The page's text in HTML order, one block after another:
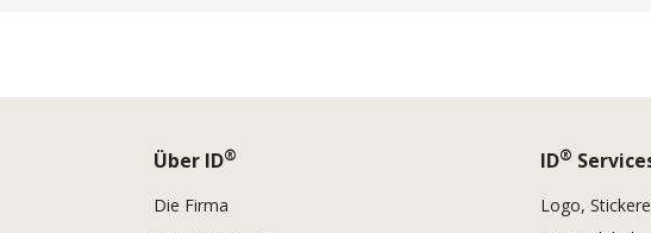
Über ID®
Die Firma
ID®
Logo,